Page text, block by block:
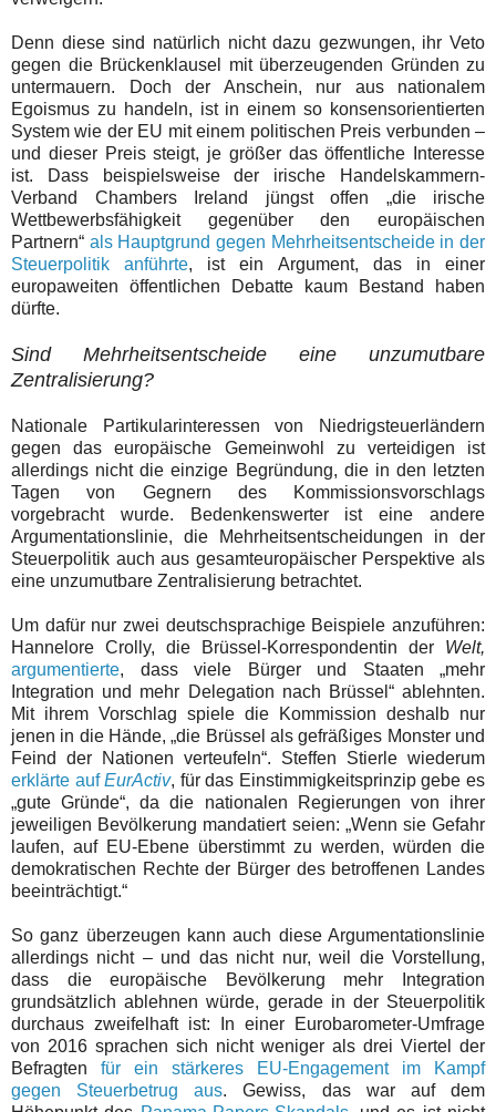
Denn diese sind natürlich nicht dazu gezwungen, ihr Veto
gegen die Brückenklausel mit überzeugenden Gründen zu
untermauern. Doch der Anschein, nur aus nationalem
Egoismus zu handeln, ist in einem so konsensorientierten
System wie der EU mit einem politischen Preis verbunden –
und dieser Preis steigt, je größer das öffentliche Interesse
ist. Dass beispielsweise der irische Handelskammern-
Verband Chambers Ireland jüngst offen „die irische
Wettbewerbsfähigkeit gegenüber den europäischen
Partnern“ als Hauptgrund gegen Mehrheitsentscheide in der
Steuerpolitik anführte, ist ein Argument, das in einer
europaweiten öffentlichen Debatte kaum Bestand haben
dürfte.
Sind Mehrheitsentscheide eine unzumutbare
Zentralisierung?
Nationale Partikularinteressen von Niedrigsteuerländern
gegen das europäische Gemeinwohl zu verteidigen ist
allerdings nicht die einzige Begründung, die in den letzten
Tagen von Gegnern des Kommissionsvorschlags
vorgebracht wurde. Bedenkenswerter ist eine andere
Argumentationslinie, die Mehrheitsentscheidungen in der
Steuerpolitik auch aus gesamteuropäischer Perspektive als
eine unzumutbare Zentralisierung betrachtet.
Um dafür nur zwei deutschsprachige Beispiele anzuführen:
Hannelore Crolly, die Brüssel-Korrespondentin der Welt,
argumentierte, dass viele Bürger und Staaten „mehr
Integration und mehr Delegation nach Brüssel“ ablehnten.
Mit ihrem Vorschlag spiele die Kommission deshalb nur
jenen in die Hände, „die Brüssel als gefräßiges Monster und
Feind der Nationen verteufeln“. Steffen Stierle wiederum
erklärte aufEurActiv, für das Einstimmigkeitsprinzip gebe es
„gute Gründe“, da die nationalen Regierungen von ihrer
jeweiligen Bevölkerung mandatiert seien: „Wenn sie Gefahr
laufen, auf EU-Ebene überstimmt zu werden, würden die
demokratischen Rechte der Bürger des betroffenen Landes
beeinträchtigt.“
So ganz überzeugen kann auch diese Argumentationslinie
allerdings nicht – und das nicht nur, weil die Vorstellung,
dass die europäische Bevölkerung mehr Integration
grundsätzlich ablehnen würde, gerade in der Steuerpolitik
durchaus zweifelhaft ist: In einer Eurobarometer-Umfrage
von 2016 sprachen sich nicht weniger als drei Viertel der
Befragten für ein stärkeres EU-Engagement im Kampf
gegen Steuerbetrug aus. Gewiss, das war auf dem